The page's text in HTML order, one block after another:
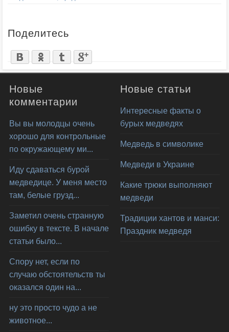
Поделитесь
Новые
комментарии
Вы вы молодцы очень
хорошо для контрольные
по окружающему ми...
Иду сдаваться бурой
медведице. У меня место
там, белые грузд...
Заметил очень странную
ошибку в тексте. В начале
статьи было...
Спору нет, если по
случаю обстоятельств ты
оказался один на...
ну это просто чудо а не
животное...
Новые статьи
Интересные факты о
бурых медведях
Медведь в символике
Медведи в Украине
Какие трюки выполняют
медведи
Традиции хантов и манси:
Праздник медведя